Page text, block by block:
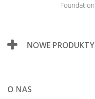
NOWE PRODUKTY
O NAS